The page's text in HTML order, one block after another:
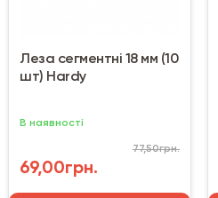
Леза сегментні 18 мм (10
шт) Hardy
В наявності
69,00грн.
77,50грн.